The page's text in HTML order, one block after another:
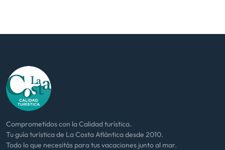
Comprometidos con la Calidad turística.
Tu guía turística de La Costa Atlántica desde 2010.
Todo lo que necesitás para tus vacaciones junto al mar.